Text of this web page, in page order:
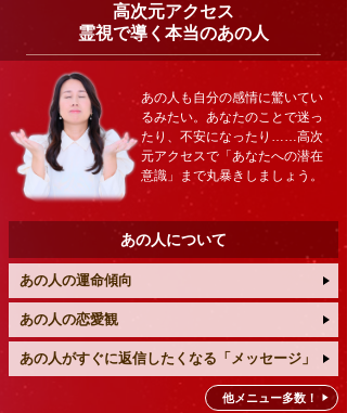
高次元アクセス
霊視で導く本当のあの人
あの人も自分の感情に驚いてい
るみたい。あなたのことで迷っ
たり、不安になったり……高次
元アクセスで「あなたへの潜在
意識」まで丸暴きしましょう。
あの人について
あの人の運命傾向
あの人の恋愛観
あの人がすぐに返信したくなる「メッセージ」
他メニュー多数！